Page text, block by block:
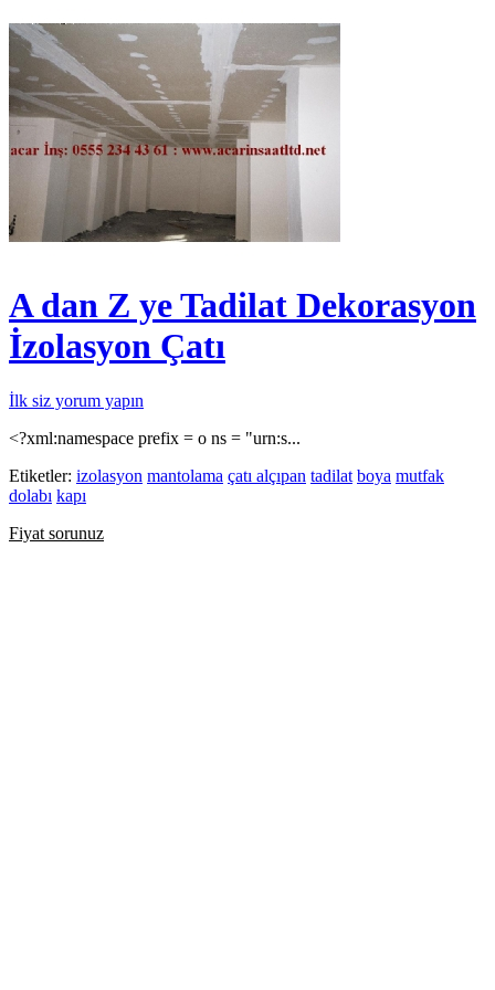
A dan Z ye Tadilat Dekorasyon
İzolasyon Çatı
İlk siz yorum yapın
<?xml:namespace prefix = o ns = "urn:s...
Etiketler: izolasyon mantolama çatı alçıpan tadilat boya mutfak
dolabı kapı
Fiyat sorunuz